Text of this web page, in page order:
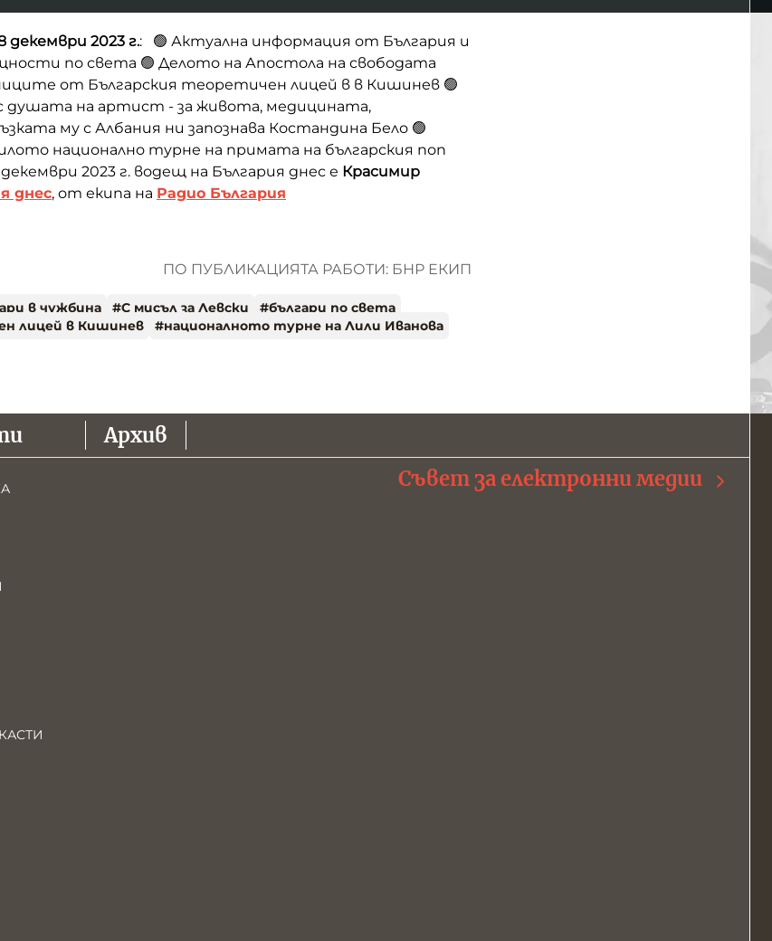
декември 2023 г.: 🟢 Актуална информация от България и
по света 🟢 Делото на Апостола на свободата
от Българския теоретичен лицей в в Кишинев 🟢
душата на артист - за живота, медицината,
му с Албания ни запознава Костандина Бело 🟢
национално турне на примата на българския поп
2023 г. водещ на България днес е Красимир
днес, от екипа на Радио България
ПО ПУБЛИКАЦИЯТА РАБОТИ: БНР ЕКИП
в чужбина #С мисъл за Левски #българи по света
лицей в Кишинев #националното турне на Лили Иванова
Архив
Съвет за електронни медии